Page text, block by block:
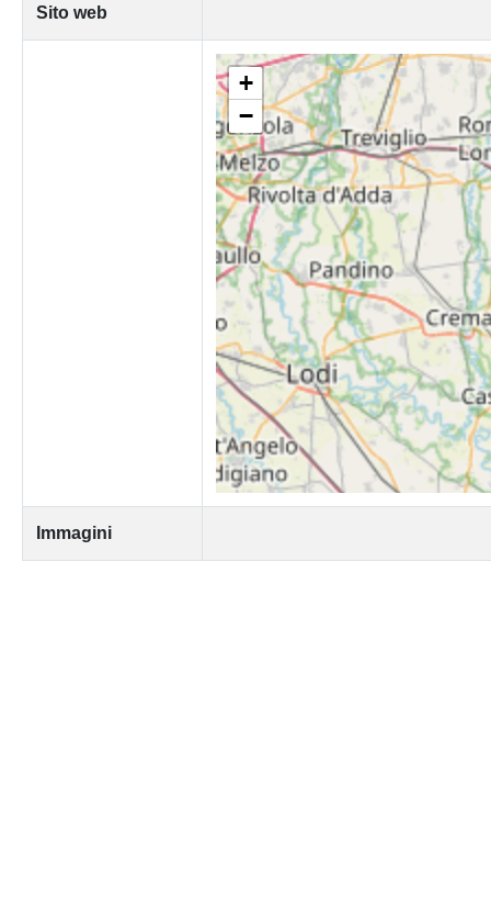
Sito web
+
−
Immagini